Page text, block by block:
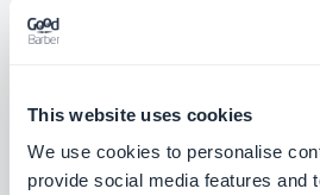
This website uses cookies
We use cookies to personalise
provide social media features and
Nouveaux templates
Section "Contactez-nous"